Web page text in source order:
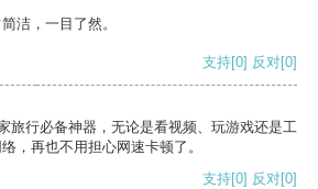
洁，一目了然。
支持[0] 反对[0]
旅行必备神器，无论是看视频、玩游戏还是工
，再也不用担心网速卡顿了。
支持[0] 反对[0]